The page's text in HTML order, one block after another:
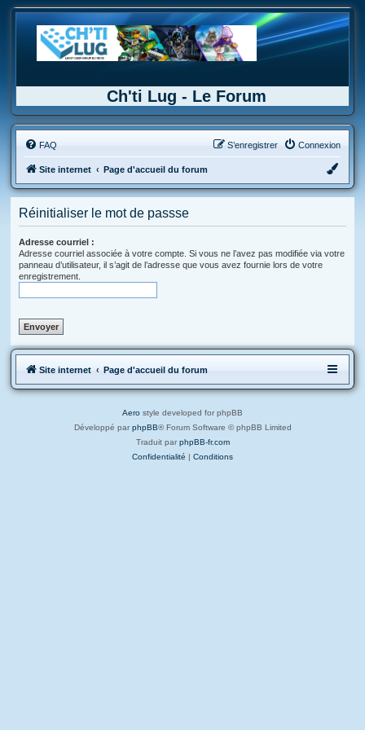
Ch'ti Lug - Le Forum
FAQ Connexion
S’enregistrer
Site internet Page d'accueil du forum
Réinitialiser le mot de passse
Adresse courriel :
Adresse courriel associée à votre compte. Si vous ne l’avez pas modifiée via votre
panneau d’utilisateur, il s’agit de l’adresse que vous avez fournie lors de votre
enregistrement.
Site internet Page d'accueil du forum
Aero style developed for phpBB
Développé par phpBB® Forum Software © phpBB Limited
Traduit par phpBB-fr.com
Confidentialité | Conditions